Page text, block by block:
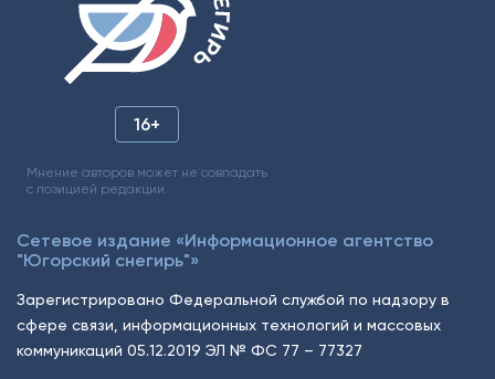
16+
Мнение авторов может не совпадать
с позицией редакции.
Сетевое издание «Информационное агентство
"Югорский снегирь"»
Зарегистрировано Федеральной службой по надзору в
сфере связи, информационных технологий и массовых
коммуникаций 05.12.2019 ЭЛ № ФС 77 – 77327